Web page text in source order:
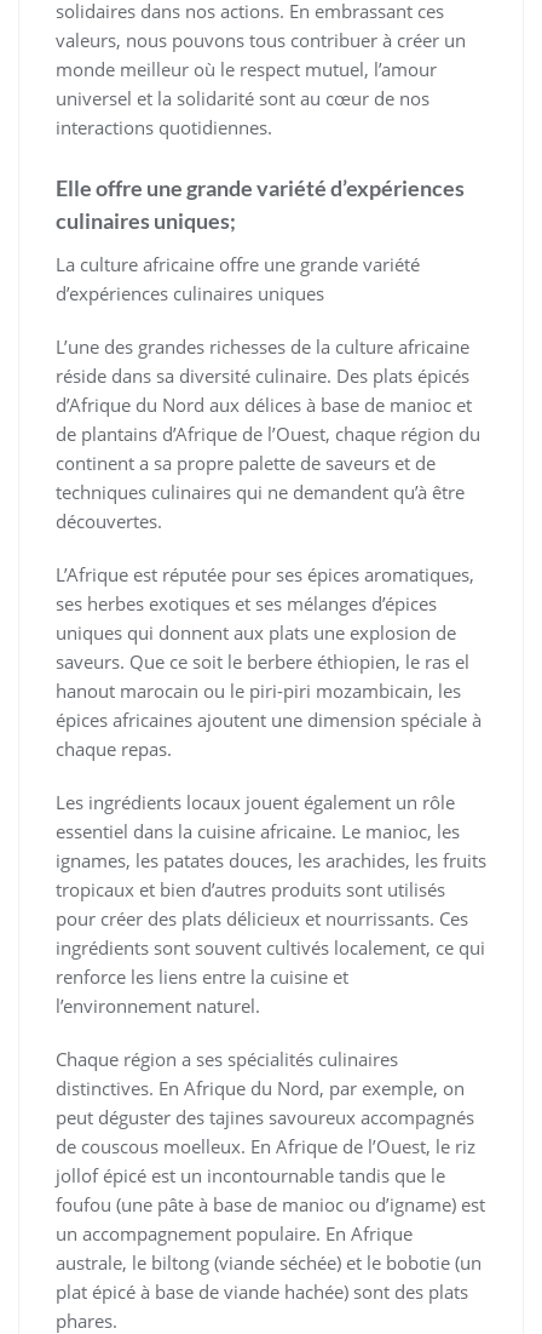
solidaires dans nos actions. En embrassant ces
valeurs, nous pouvons tous contribuer à créer un
monde meilleur où le respect mutuel, l’amour
universel et la solidarité sont au cœur de nos
interactions quotidiennes.
Elle offre une grande variété d’expériences
culinaires uniques;
La culture africaine offre une grande variété
d’expériences culinaires uniques
L’une des grandes richesses de la culture africaine
réside dans sa diversité culinaire. Des plats épicés
d’Afrique du Nord aux délices à base de manioc et
de plantains d’Afrique de l’Ouest, chaque région du
continent a sa propre palette de saveurs et de
techniques culinaires qui ne demandent qu’à être
découvertes.
L’Afrique est réputée pour ses épices aromatiques,
ses herbes exotiques et ses mélanges d’épices
uniques qui donnent aux plats une explosion de
saveurs. Que ce soit le berbere éthiopien, le ras el
hanout marocain ou le piri-piri mozambicain, les
épices africaines ajoutent une dimension spéciale à
chaque repas.
Les ingrédients locaux jouent également un rôle
essentiel dans la cuisine africaine. Le manioc, les
ignames, les patates douces, les arachides, les fruits
tropicaux et bien d’autres produits sont utilisés
pour créer des plats délicieux et nourrissants. Ces
ingrédients sont souvent cultivés localement, ce qui
renforce les liens entre la cuisine et
l’environnement naturel.
Chaque région a ses spécialités culinaires
distinctives. En Afrique du Nord, par exemple, on
peut déguster des tajines savoureux accompagnés
de couscous moelleux. En Afrique de l’Ouest, le riz
jollof épicé est un incontournable tandis que le
foufou (une pâte à base de manioc ou d’igname) est
un accompagnement populaire. En Afrique
australe, le biltong (viande séchée) et le bobotie (un
plat épicé à base de viande hachée) sont des plats
phares.